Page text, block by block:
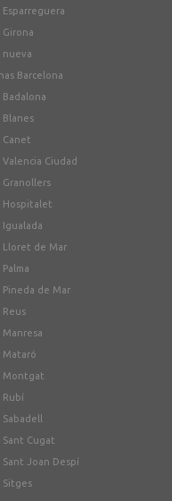
Esparreguera
Girona
nueva
Barcelona
Badalona
Blanes
Canet
Valencia Ciudad
Granollers
Hospitalet
Igualada
Lloret de Mar
Palma
Pineda de Mar
Reus
Manresa
Mataró
Montgat
Rubí
Sabadell
Sant Cugat
Sant Joan Despí
Sitges